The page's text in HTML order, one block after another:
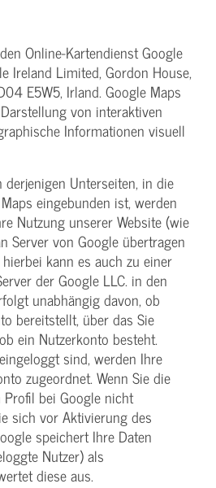
Online-Kartendienst Google
Ireland Limited, Gordon House,
E5W5, Irland. Google Maps
von interaktiven
Informationen visuell
Unterseiten, in die
eingebunden ist, werden
Nutzung unserer Website (wie
Server von Google übertragen
kann es auch zu einer
der Google LLC. in den
unabhängig davon, ob
bereitstellt, über das Sie
ein Nutzerkonto besteht.
sind, werden Ihre
zugeordnet. Wenn Sie die
bei Google nicht
sich vor Aktivierung des
speichert Ihre Daten
Nutzer) als
diese aus.